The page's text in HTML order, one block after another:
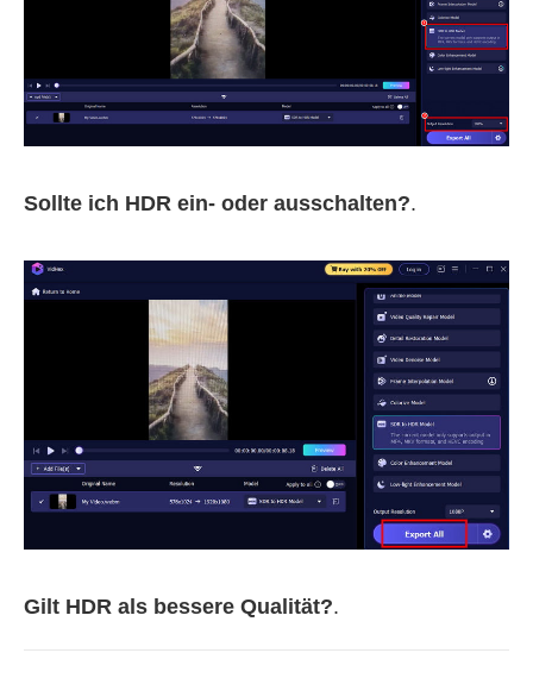
Sollte ich HDR ein- oder ausschalten?.
Gilt HDR als bessere Qualität?.